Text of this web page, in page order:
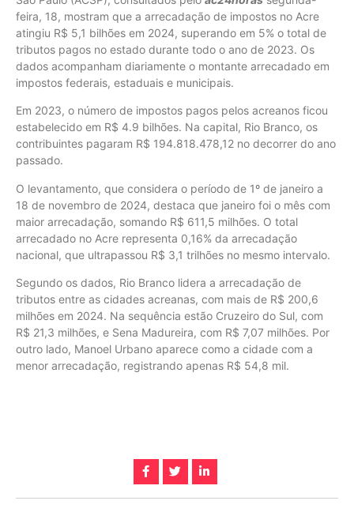
feira, 18, mostram que a arrecadação de impostos no Acre
atingiu R$ 5,1 bilhões em 2024, superando em 5% o total de
tributos pagos no estado durante todo o ano de 2023. Os
dados acompanham diariamente o montante arrecadado em
impostos federais, estaduais e municipais.
Em 2023, o número de impostos pagos pelos acreanos ficou
estabelecido em R$ 4.9 bilhões. Na capital, Rio Branco, os
contribuintes pagaram R$ 194.818.478,12 no decorrer do ano
passado.
O levantamento, que considera o período de 1º de janeiro a
18 de novembro de 2024, destaca que janeiro foi o mês com
maior arrecadação, somando R$ 611,5 milhões. O total
arrecadado no Acre representa 0,16% da arrecadação
nacional, que ultrapassou R$ 3,1 trilhões no mesmo intervalo.
Segundo os dados, Rio Branco lidera a arrecadação de
tributos entre as cidades acreanas, com mais de R$ 200,6
milhões em 2024. Na sequência estão Cruzeiro do Sul, com
R$ 21,3 milhões, e Sena Madureira, com R$ 7,07 milhões. Por
outro lado, Manoel Urbano aparece como a cidade com a
menor arrecadação, registrando apenas R$ 54,8 mil.